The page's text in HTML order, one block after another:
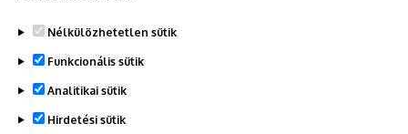
Nélkülözhetetlen sütik
Funkcionális sütik
Analitikai sütik
Hirdetési sütik